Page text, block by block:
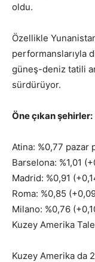
oldu.
Özellikle
performanslarıyla
güneş-deniz tatili
sürdürüyor.
Öne çıkan şehirler:
Atina: %0,77 pazar
Barselona: %1,01
Madrid: %0,91
Roma: %0,85
Milano: %0,76
Kuzey Amerika
Kuzey Amerika da